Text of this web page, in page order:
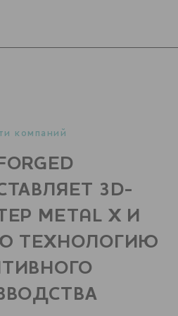
компаний
3D-
METAL X И
ТЕХНОЛОГИЮ